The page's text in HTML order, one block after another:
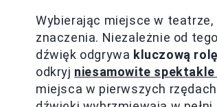
Wybierając miejsce w
znaczenia. Niezależnie od
dźwięk odgrywa kluczową rolę
odkryj niesamowite
miejsca w pierwszych